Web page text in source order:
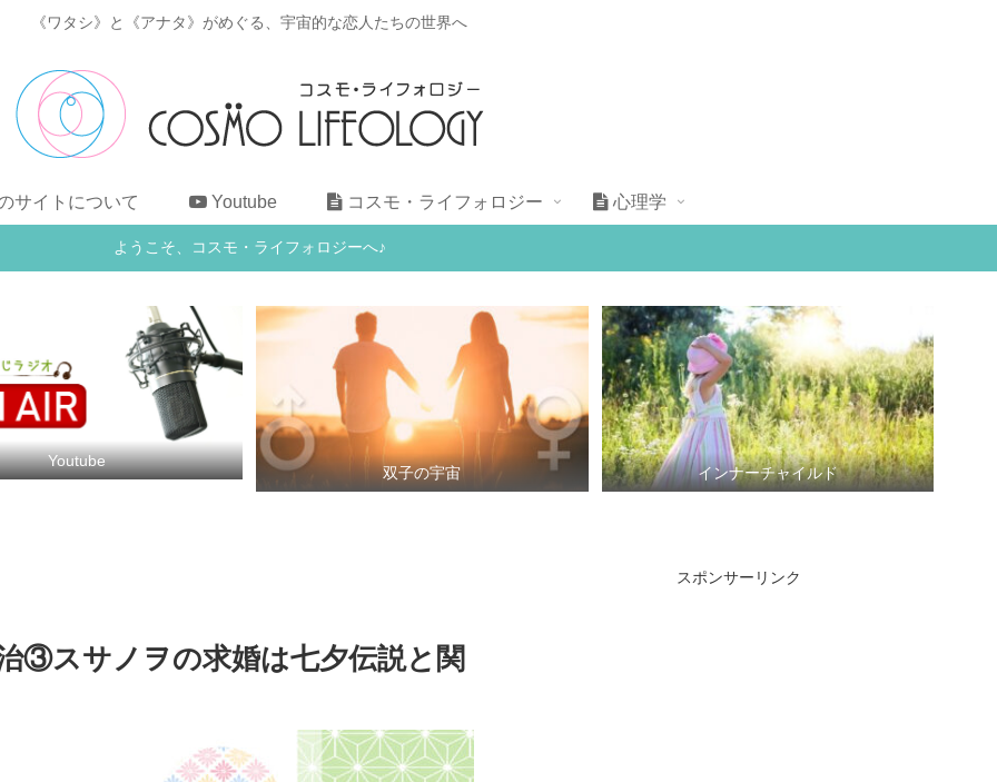
《ワタシ》と《アナタ》がめぐる、宇宙的な恋人たちの世界へ
サイトについて Youtube コスモ・ライフォロジー 心理学
ようこそ、コスモ・ライフォロジーへ♪
Youtube
双子の宇宙 インナーチャイルド
③スサノヲの求婚は七夕伝説と関
スポンサーリンク